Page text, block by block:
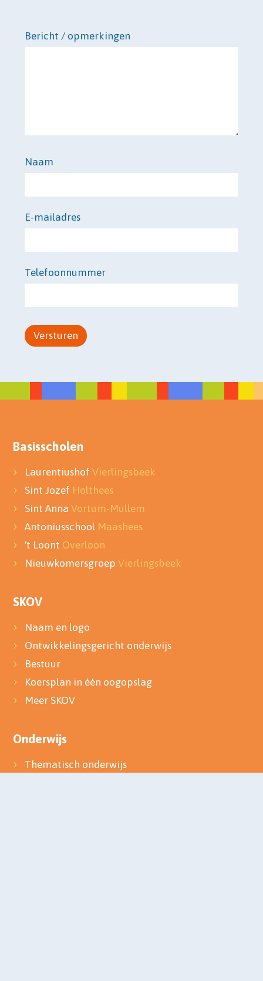
Bericht / opmerkingen
Naam
E-mailadres
Telefoonnummer
Basisscholen
LaurentiushofVierlingsbeek
Sint Jozef Holthees
Sint AnnaVortum-Mullem
Antoniusschool Maashees
't Loont Overloon
NieuwkomersgroepVierlingsbeek
SKOV
Naam en logo
Ontwikkelingsgericht onderwijs
Bestuur
Koersplan in één oogopslag
Meer SKOV
Onderwijs
Thematisch onderwijs